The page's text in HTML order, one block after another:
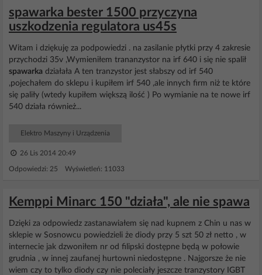
spawarka bester 1500 przyczyna
uszkodzenia regulatora us45s
Witam i dziękuję za podpowiedzi . na zasilanie płytki przy 4 zakresie
przychodzi 35v ,Wymieniłem trananzystor na irf 640 i się nie spalił
spawarka działała A ten tranzystor jest słabszy od irf 540
,pojechałem do sklepu i kupiłem irf 540 ,ale innych firm niż te które
się paliły (wtedy kupiłem większą ilość ) Po wymianie na te nowe irf
540 działa również...
Elektro Maszyny i Urządzenia
26 Lis 2014 20:49
Odpowiedzi: 25 Wyświetleń: 11033
Kemppi Minarc 150 "działa", ale nie spawa
Dzięki za odpowiedz zastanawiałem się nad kupnem z Chin u nas w
sklepie w Sosnowcu powiedzieli że diody przy 5 szt 50 zł netto , w
internecie jak dzwoniłem nr od filipski dostępne będą w połowie
grudnia , w innej zaufanej hurtowni niedostępne . Najgorsze że nie
wiem czy to tylko diody czy nie poleciały jeszcze tranzystory IGBT